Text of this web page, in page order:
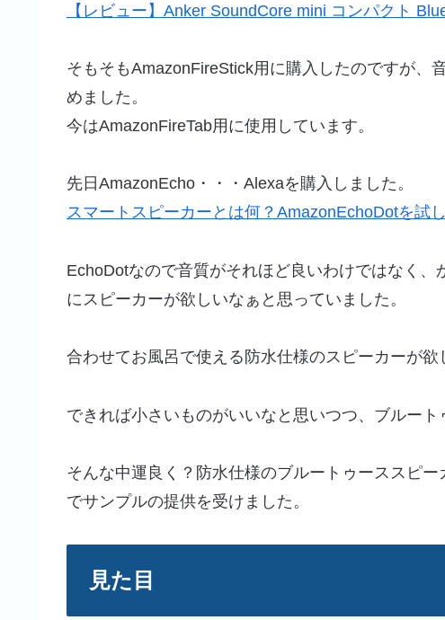
【レビュー】Anker SoundCore mini コンパクト
そもそもAmazonFireStick用に購入したのですが、
めました。
今はAmazonFireTab用に使用しています。
先日AmazonEcho・・・Alexaを購入しました。
スマートスピーカーとは何？AmazonEchoDotを試
EchoDotなので音質がそれほど良いわけではなく
にスピーカーが欲しいなぁと思っていました。
合わせてお風呂で使える防水仕様のスピーカーが欲
できれば小さいものがいいなと思いつつ、ブルート
そんな中運良く？防水仕様のブルートゥーススピ
でサンプルの提供を受けました。
見た目